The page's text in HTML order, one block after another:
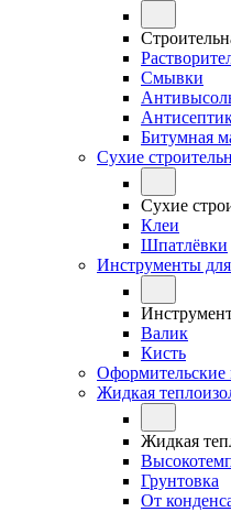
Смывки
Битумная
Сухие
Сухие
Клеи
Шпатлёвки
Инструменты
Валик
Кисть
Оформительские
Жидкая
Жидкая
Грунтовка
От